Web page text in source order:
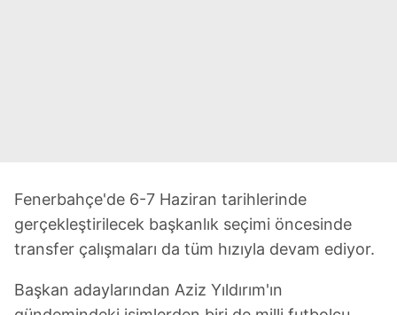
Fenerbahçe'de 6-7 Haziran tarihlerinde
gerçekleştirilecek başkanlık seçimi öncesinde
transfer çalışmaları da tüm hızıyla devam ediyor.
Başkan adaylarından Aziz Yıldırım'ın